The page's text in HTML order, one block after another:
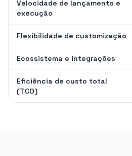
Velocidade de lançamento e
execução
Flexibilidade de customização
Ecossistema e integrações
Eficiência de custo total
(TCO)